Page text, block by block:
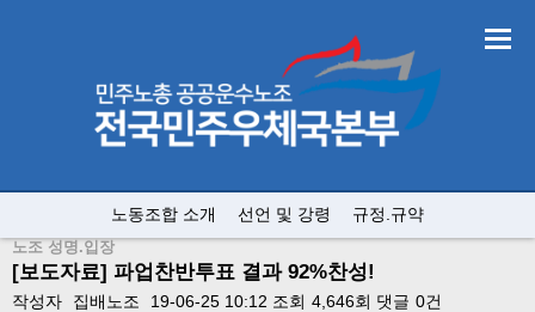
노동조합 소개 선언 및 강령 규정.규약
노조 성명.입장
[보도자료] 파업찬반투표 결과 92%찬성!
작성자 집배노조 19-06-25 10:12 조회 4,646회 댓글 0건